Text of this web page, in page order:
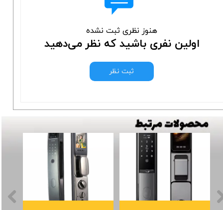
هنوز نظری ثبت نشده
اولین نفری باشید که نظر می‌دهید
ثبت نظر